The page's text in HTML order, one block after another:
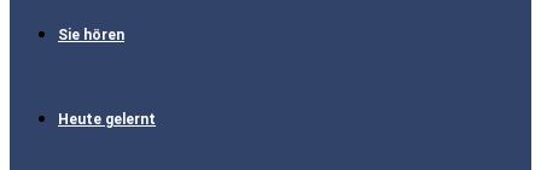
Sie hören
Heute gelernt